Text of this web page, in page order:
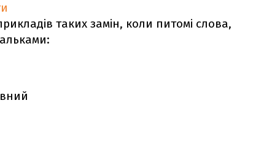
таких замін, коли питомі слова,